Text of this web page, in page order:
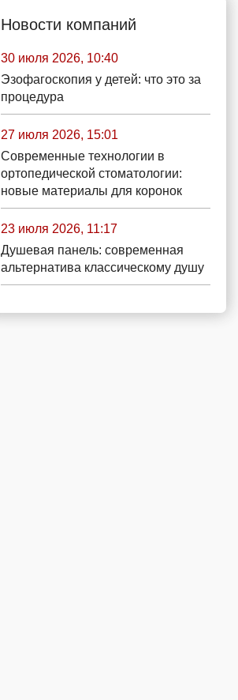
Новости компаний
30 июля 2026, 10:40
Эзофагоскопия у детей: что это за
процедура
27 июля 2026, 15:01
Современные технологии в
ортопедической стоматологии:
новые материалы для коронок
23 июля 2026, 11:17
Душевая панель: современная
альтернатива классическому душу